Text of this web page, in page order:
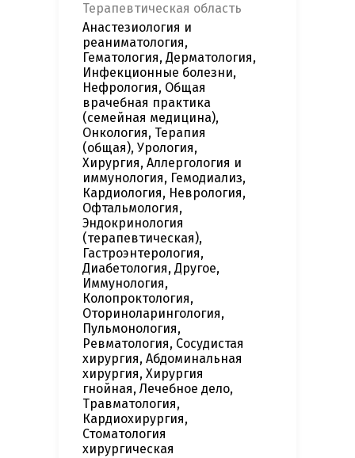
Терапевтическая область
Анастезиология и
реаниматология,
Гематология, Дерматология,
Инфекционные болезни,
Нефрология, Общая
врачебная практика
(семейная медицина),
Онкология, Терапия
(общая), Урология,
Хирургия, Аллергология и
иммунология, Гемодиализ,
Кардиология, Неврология,
Офтальмология,
Эндокринология
(терапевтическая),
Гастроэнтерология,
Диабетология, Другое,
Иммунология,
Колопроктология,
Оториноларингология,
Пульмонология,
Ревматология, Сосудистая
хирургия, Абдоминальная
хирургия, Хирургия
гнойная, Лечебное дело,
Травматология,
Кардиохирургия,
Стоматология
хирургическая